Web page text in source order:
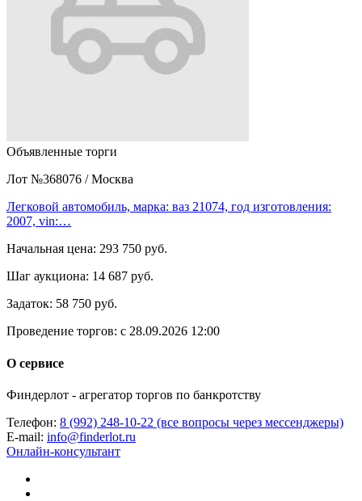
Объявленные торги
Лот №368076 / Москва
Легковой автомобиль, марка: ваз 21074, год изготовления:
2007, vin:…
Начальная цена: 293 750 руб.
Шаг аукциона: 14 687 руб.
Задаток: 58 750 руб.
Проведение торгов: с 28.09.2026 12:00
О сервисе
Финдерлот - агрегатор торгов по банкротству
Телефон: 8 (992) 248-10-22 (все вопросы через мессенджеры)
E-mail: info@finderlot.ru
Онлайн-консультант